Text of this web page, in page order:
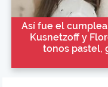
Así fue el
Kusnetzoff y
tonos pastel,